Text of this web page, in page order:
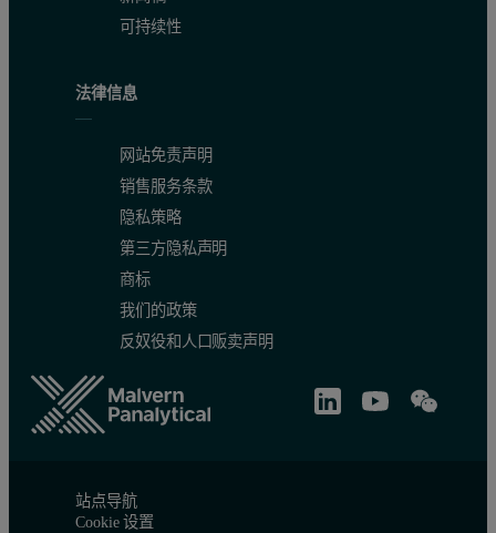
可持续性
法律信息
网站免责声明
销售服务条款
隐私策略
第三方隐私声明
商标
我们的政策
反奴役和人口贩卖声明
站点导航
Cookie 设置